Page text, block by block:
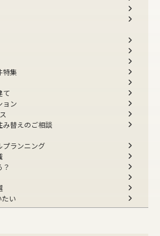
特集
て
ョン
み替えのご相談
プランニング
たい